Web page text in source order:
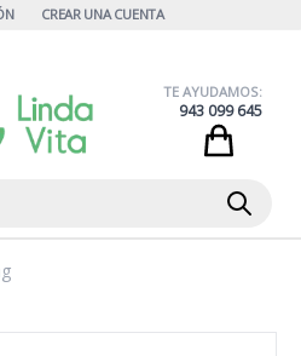
CREAR UNA CUENTA
Buscar
TE AYUDAMOS:
943 099 645